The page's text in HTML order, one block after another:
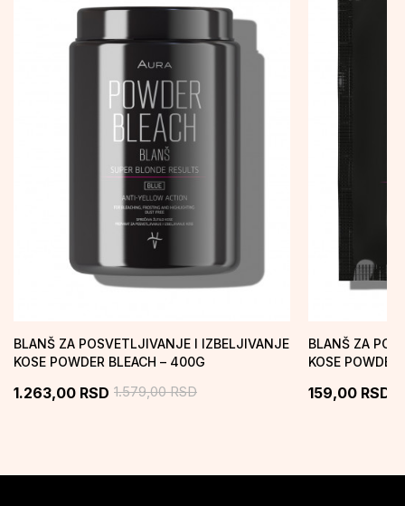
BLANŠ ZA POSVETLJIVANJE I IZBELJIVANJE
KOSE POWDER BLEACH – 400G
1.263,00 RSD 1.579,00RSD
BLANŠ ZA
KOSE
159,00 RSD